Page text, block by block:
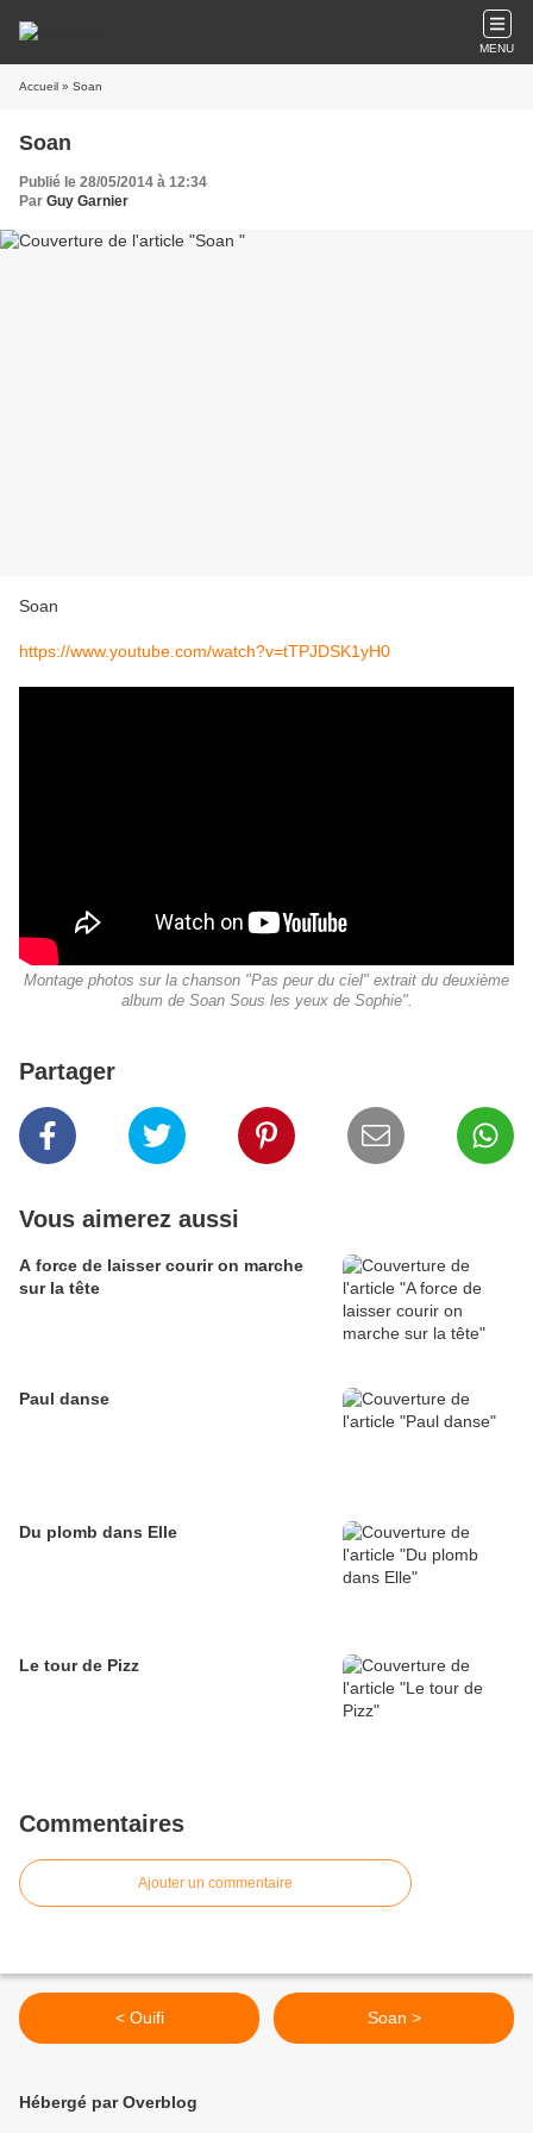
MENU
Accueil » Soan
Soan
Publié le 28/05/2014 à 12:34
Par Guy Garnier
Soan
https://www.youtube.com/watch?v=tTPJDSK1yH0
Montage photos sur la chanson "Pas peur du ciel" extrait du deuxième
album de Soan Sous les yeux de Sophie".
Partager
Vous aimerez aussi
A force de laisser courir on marche
sur la tête
Paul danse
Du plomb dans Elle
Le tour de Pizz
Commentaires
Ajouter un commentaire
< Ouifi Soan >
Hébergé par Overblog